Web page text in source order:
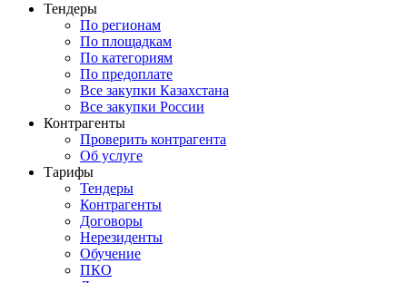
Тендеры
По регионам
По площадкам
По категориям
По предоплате
Все закупки Казахстана
Все закупки России
Контрагенты
Проверить контрагента
Об услуге
Тарифы
Тендеры
Контрагенты
Договоры
Нерезиденты
Обучение
ПКО